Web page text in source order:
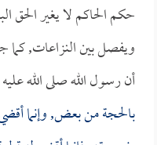
حكم الحاكم لا يغير الحق
ويفصل بين النزاعات,
أن رسول الله صلى الله
بالحجة من بعض, وإنما